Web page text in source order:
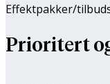
Effektpakker/
Prioritert